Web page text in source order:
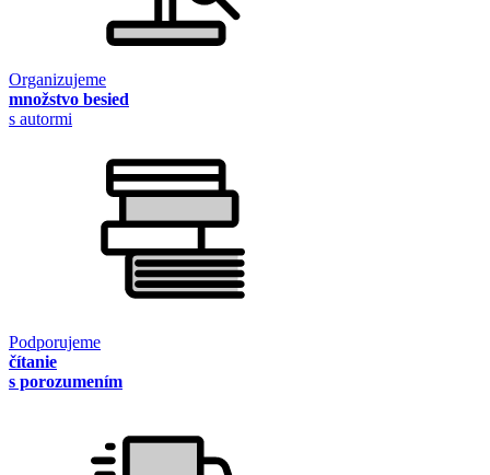
Organizujeme
množstvo besied
s autormi
Podporujeme
čítanie
s porozumením